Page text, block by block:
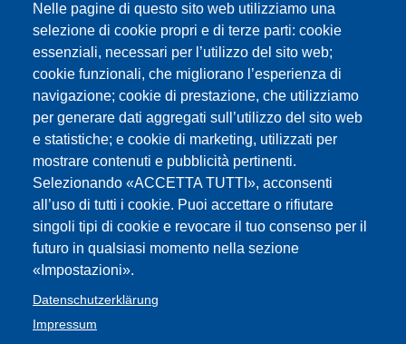
Nelle pagine di questo sito web utilizziamo una
selezione di cookie propri e di terze parti: cookie
essenziali, necessari per l’utilizzo del sito web;
cookie funzionali, che migliorano l’esperienza di
navigazione; cookie di prestazione, che utilizziamo
per generare dati aggregati sull’utilizzo del sito web
e statistiche; e cookie di marketing, utilizzati per
mostrare contenuti e pubblicità pertinenti.
Selezionando «ACCETTA TUTTI», acconsenti
all’uso di tutti i cookie. Puoi accettare o rifiutare
singoli tipi di cookie e revocare il tuo consenso per il
futuro in qualsiasi momento nella sezione
«Impostazioni».
Datenschutzerklärung
Impressum
2017/18 Delibera contingenti ore
straordinarie Beschluss Kontingente
Überstunden
contratto straordinari 2016/17
Intendenza Ladina - 2016/17
Contratto Vertrag Überstunden-
straordinari etc.
Delibera ore straordinarie 2014/15
Delibera ore straordinarie 2015/16